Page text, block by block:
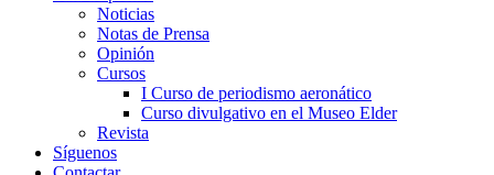
Noticias
Notas de Prensa
Opinión
Cursos
I Curso de periodismo aeronático
Curso divulgativo en el Museo Elder
Revista
Síguenos